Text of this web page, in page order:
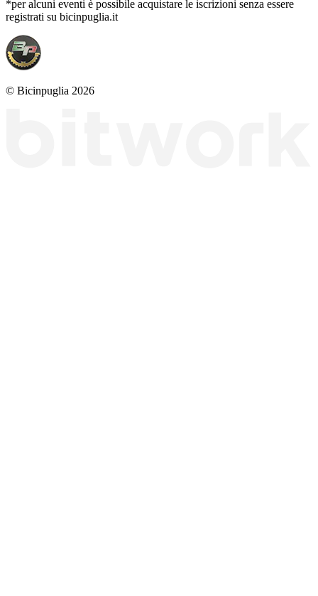
*per alcuni eventi è possibile acquistare le iscrizioni senza essere
registrati su bicinpuglia.it
© Bicinpuglia 2026